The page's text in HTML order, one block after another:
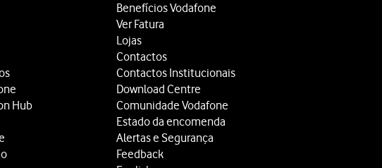
Hub
Benefícios Vodafone
Ver Fatura
Lojas
Contactos
Contactos Institucionais
Download Centre
Comunidade Vodafone
Estado da encomenda
Alertas e Segurança
Feedback